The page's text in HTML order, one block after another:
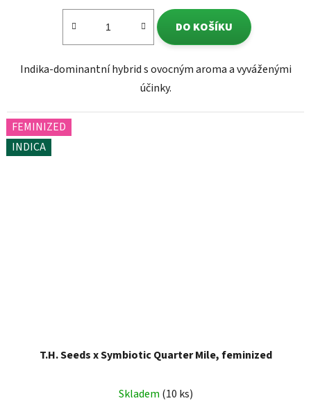
DO KOŠÍKU
Indika-dominantní hybrid s ovocným aroma a vyváženými
účinky.
FEMINIZED
INDICA
T.H. Seeds x Symbiotic Quarter Mile, feminized
Skladem (10 ks)